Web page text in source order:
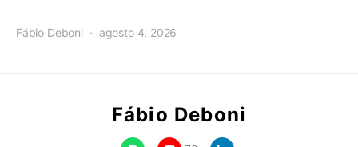
Fábio Deboni agosto 4, 2026
Fábio Deboni